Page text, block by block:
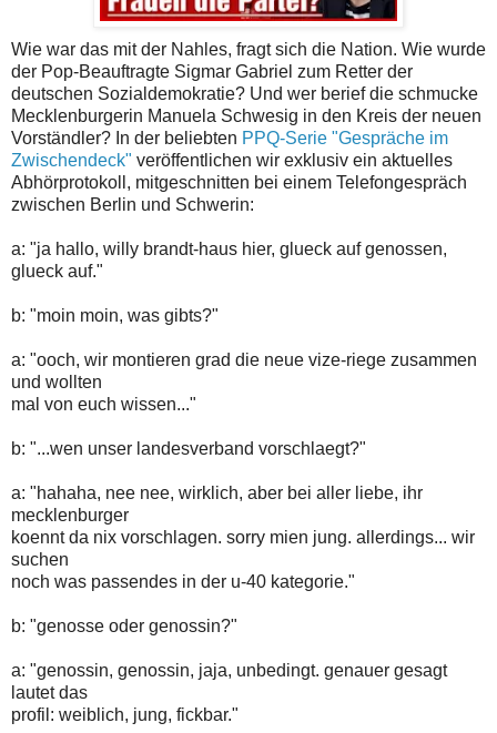
Wie war das mit der Nahles, fragt sich die Nation. Wie wurde
der Pop-Beauftragte Sigmar Gabriel zum Retter der
deutschen Sozialdemokratie? Und wer berief die schmucke
Mecklenburgerin Manuela Schwesig in den Kreis der neuen
Vorständler? In der beliebten PPQ-Serie "Gespräche im
Zwischendeck" veröffentlichen wir exklusiv ein aktuelles
Abhörprotokoll, mitgeschnitten bei einem Telefongespräch
zwischen Berlin und Schwerin:
a: "ja hallo, willy brandt-haus hier, glueck auf genossen,
glueck auf."
b: "moin moin, was gibts?"
a: "ooch, wir montieren grad die neue vize-riege zusammen
und wollten
mal von euch wissen..."
b: "...wen unser landesverband vorschlaegt?"
a: "hahaha, nee nee, wirklich, aber bei aller liebe, ihr
mecklenburger
koennt da nix vorschlagen. sorry mien jung. allerdings... wir
suchen
noch was passendes in der u-40 kategorie."
b: "genosse oder genossin?"
a: "genossin, genossin, jaja, unbedingt. genauer gesagt
lautet das
profil: weiblich, jung, fickbar."